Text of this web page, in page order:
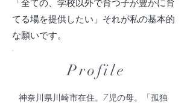
「全ての、学校以外で育つ子が豊かに育
てる場を提供したい」それが私の基本的
な願いです。
Profile
神奈川県川崎市在住。7児の母。「孤独